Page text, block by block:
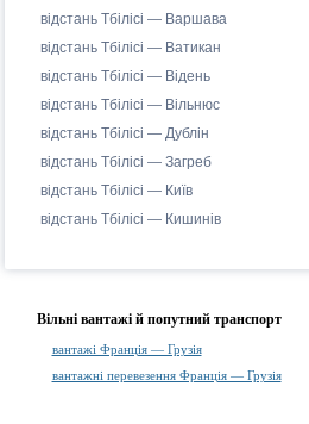
відстань Тбілісі — Варшава
відстань Тбілісі — Ватикан
відстань Тбілісі — Відень
відстань Тбілісі — Вільнюс
відстань Тбілісі — Дублін
відстань Тбілісі — Загреб
відстань Тбілісі — Київ
відстань Тбілісі — Кишинів
Вільні вантажі й попутний транспорт
вантажі Франція — Грузія
вантажні перевезення Франція — Грузія